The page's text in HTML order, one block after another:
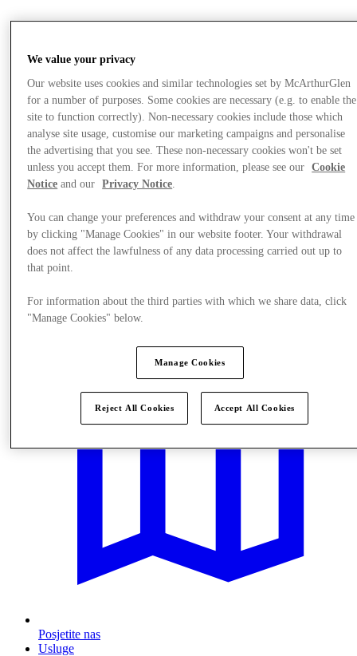
Trgovine
Posjetite nas
Usluge
We value your privacy
Our website uses cookies and similar technologies set by McArthurGlen
for a number of purposes. Some cookies are necessary (e.g. to enable the
site to function correctly). Non-necessary cookies include those which
analyse site usage, customise our marketing campaigns and personalise
the advertising that you see. These non-necessary cookies won't be set
unless you accept them. For more information, please see our
Cookie
Notice and our Privacy Notice
You can change your preferences and withdraw your consent at any time
by clicking "Manage Cookies" in our website footer. Your withdrawal
does not affect the lawfulness of any data processing carried out up to
that point.
For information about the third parties with which we share data, click
"Manage Cookies" below.
Manage Cookies
Reject All Cookies Accept All Cookies